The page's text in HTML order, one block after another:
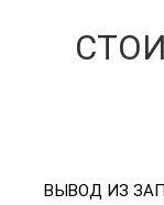
ВЫВОД ИЗ